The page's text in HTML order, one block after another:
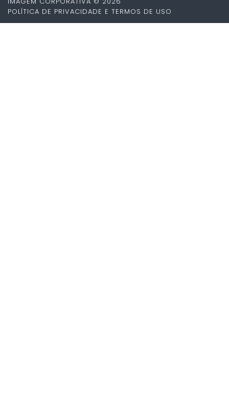
POLÍTICA DE PRIVACIDADE E TERMOS DE USO